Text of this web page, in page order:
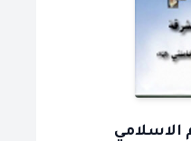
الاسلامي